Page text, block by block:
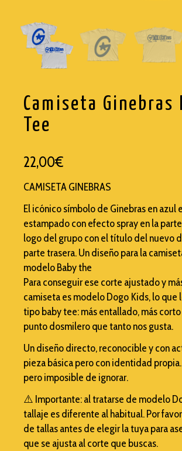
WISEMEN PROJECT
Camiseta Ginebras
Tee
22,00€
CAMISETA GINEBRAS
El icónico símbolo de Ginebras en azul
estampado con efecto spray en la
logo del grupo con el título del nuevo
parte trasera. Un diseño para la
modelo Baby the
Para conseguir ese corte ajustado y
camiseta es modelo Dogo Kids, lo que
tipo baby tee: más entallado, más corto
punto dosmilero que tanto nos gusta.
Un diseño directo, reconocible y con
pieza básica pero con identidad
pero imposible de ignorar.
⚠️ Importante: al tratarse de modelo
tallaje es diferente al habitual. Por
de tallas antes de elegir la tuya para
que se ajusta al corte que buscas.